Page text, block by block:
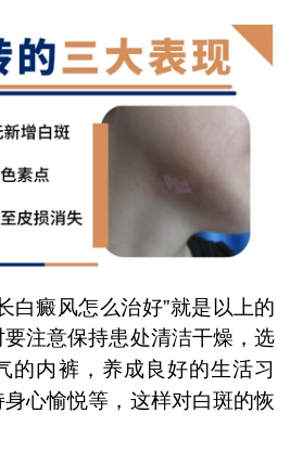
癜风怎么治好”就是以上的
注意保持患处清洁干燥，选
的内裤，养成良好的生活习
心愉悦等，这样对白斑的恢